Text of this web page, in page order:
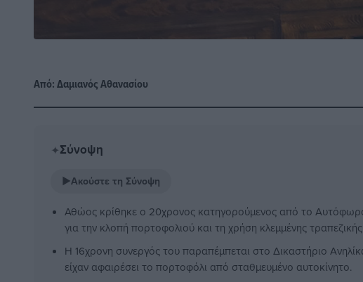
Από:Δαμιανός Αθανασίου
✦Σύνοψη
▶Ακούστε τη Σύνοψη
Αθώος κρίθηκε ο 20χρονος κατηγορούμενος από το
για την κλοπή πορτοφολιού και τη χρήση κλεμμένης
Η 16χρονη συνεργός του παραπέμπεται στο Δικαστήριο
είχαν αφαιρέσει το πορτοφόλι από σταθμευμένο αυτοκίνητο.